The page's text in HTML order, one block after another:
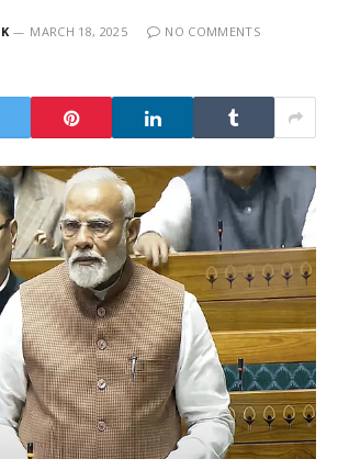
MARCH 18, 2025
NO COMMENTS